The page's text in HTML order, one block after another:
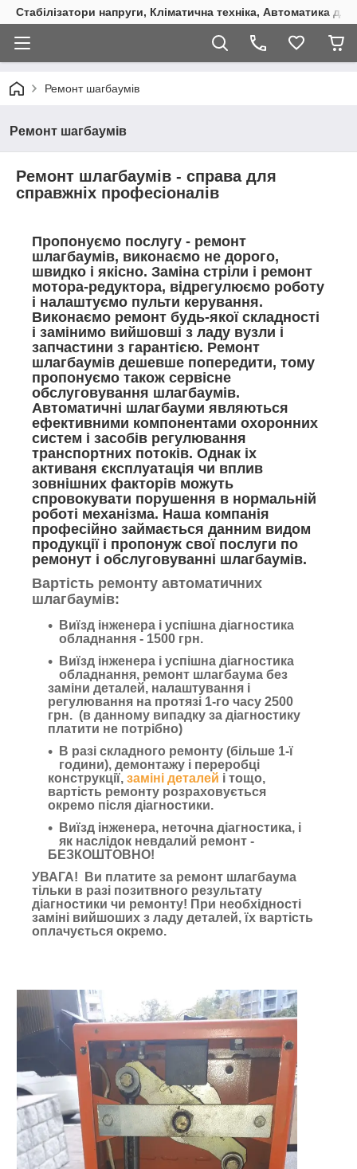
Стабілізатори напруги, Кліматична техніка, Автоматика
Ремонт шагбаумів
Ремонт шагбаумів
Ремонт шлагбаумів - справа для
справжніх професіоналів
Пропонуємо послугу - ремонт
шлагбаумів, виконаємо не дорого,
швидко і якісно. Заміна стріли і ремонт
мотора-редуктора, відрегулюємо роботу
і налаштуємо пульти керування.
Виконаємо ремонт будь-якої складності
і замінимо вийшовші з ладу вузли і
запчастини з гарантією. Ремонт
шлагбаумів дешевше попередити, тому
пропонуємо також сервісне
обслуговування шлагбаумів.
Автоматичні шлагбауми являються
ефективними компонентами охоронних
систем і засобів регулювання
транспортних потоків. Однак іх
активаня єксплуатація чи вплив
зовнішних факторів можуть
спровокувати порушення в нормальній
роботі механізма. Наша компанія
професійно займається данним видом
продукції і пропонуж свої послуги по
ремонут і обслуговуванні шлагбаумів.
Вартість ремонту автоматичних
шлагбаумів:
Виїзд інженера і успішна діагностика
обладнання - 1500 грн.
Виїзд інженера і успішна діагностика
обладнання, ремонт шлагбаума без
заміни деталей, налаштування і
регулювання на протязі 1-го часу 2500
грн. (в данному випадку за діагностику
платити не потрібно)
В разі складного ремонту (більше 1-ї
години), демонтажу і переробці
конструкції, заміні деталей і тощо,
вартість ремонту розраховується
окремо після діагностики.
Виїзд інженера, неточна діагностика, і
як наслідок невдалий ремонт -
БЕЗКОШТОВНО!
УВАГА!
Ви платите за ремонт шлагбаума
тільки в разі позитвного результату
діагностики чи ремонту! При необхідності
заміні вийшоших з ладу деталей, їх вартість
оплачується окремо.